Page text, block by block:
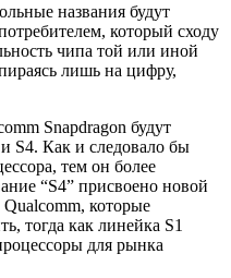
названия будут
который сходу
чипа той или иной
лишь на цифру,
Snapdragon будут
S4. Как и следовало бы
тем он более
“S4” присвоено новой
которые
тогда как линейка S1
для рынка